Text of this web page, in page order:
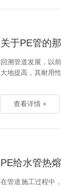
关于PE管的
回溯管道发展，以
大地提高，其耐用
查看详情 +
PE给水管热
在管道施工过程中